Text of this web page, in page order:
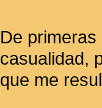
De
casualidad,
que me